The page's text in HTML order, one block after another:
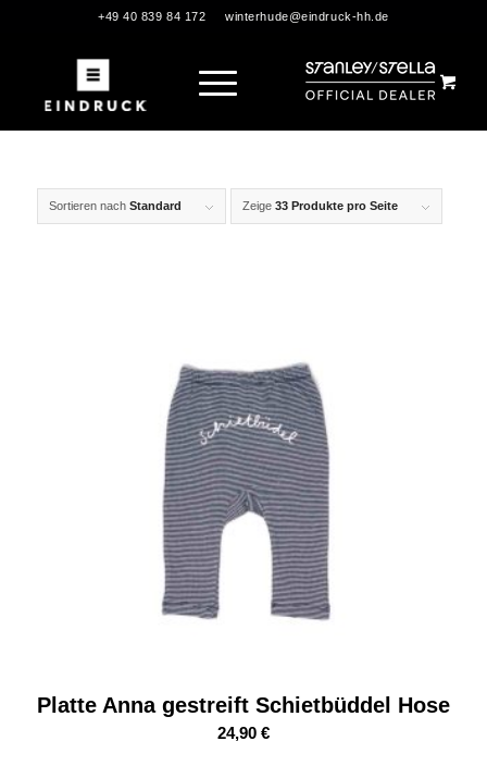
+49 40 839 84 172 winterhude@eindruck-hh.de
Sortieren nach Standard Zeige 33 Produkte pro Seite
Platte Anna gestreift Schietbüddel Hose
24,90 €